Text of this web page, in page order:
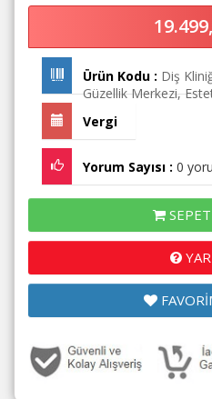
Ürün Kodu : Diş
Güzellik Merkezi,
Vergi
Yorum Sayısı : 0